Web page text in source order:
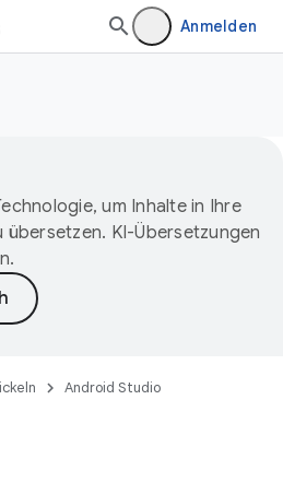
Anmelden
um Inhalte in Ihre
KI-Übersetzungen
Android Studio